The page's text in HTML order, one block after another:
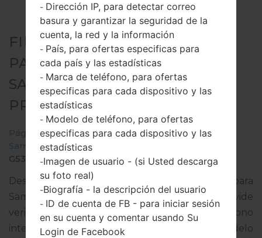
FIRMWARE OFICIAL #29617
PARA SM-G530W -
SAMSUNGGALAXY GRAND
PRIME
Página principal →Galaxy Grand Prime →
SamsungSM-G530W
G530W_1_20170302143452_t8hiepd0t7_fac.zip
Descargue la última actualización de firmware para
Samsung Galaxy Grand Prime, pero no olvide
verificar si el número de modelo de su teléfono
inteligente corresponde al número de modelo
- Dirección IP, para detectar correo
basura y garantizar la seguridad de la
cuenta, la red y la información
- País, para ofertas especificas para
cada país y las estadísticas
- Marca de teléfono, para ofertas
especificas para cada dispositivo y las
estadísticas
- Modelo de teléfono, para ofertas
especificas para cada dispositivo y las
estadísticas
-Imagen de usuario - (si Usted descarga
su foto real)
-Biografía - la descripción del usuario
- ID de cuenta de FB - para iniciar sesión
en su cuenta y comentar usando Su
Login de Facebook